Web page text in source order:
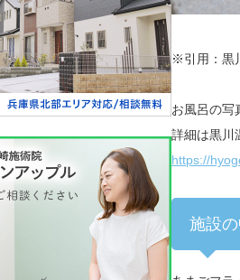
※引用：黒
お風呂の写
詳細は黒川
https://
施設